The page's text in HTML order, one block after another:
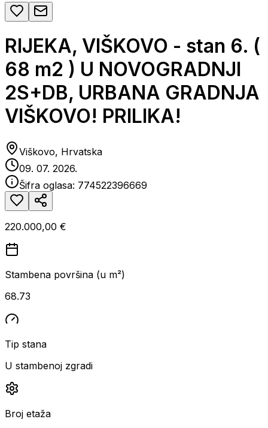
RIJEKA, VIŠKOVO - stan 6. (
68 m2 ) U NOVOGRADNJI
2S+DB, URBANA GRADNJA
VIŠKOVO! PRILIKA!
Viškovo, Hrvatska
09. 07. 2026.
Šifra oglasa: 774522396669
220.000,00 €
Stambena površina (u m²)
68.73
Tip stana
U stambenoj zgradi
Broj etaža